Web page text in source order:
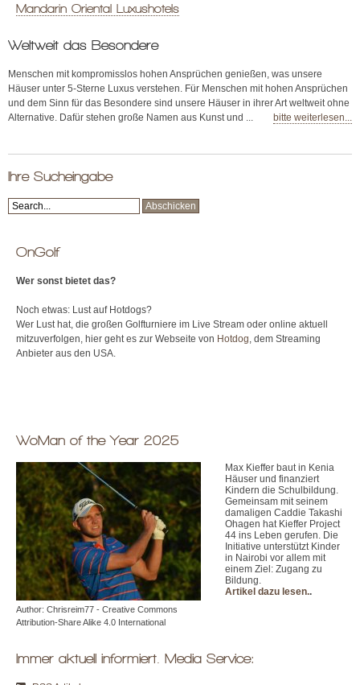
Mandarin Oriental Luxushotels
Weltweit das Besondere
Menschen mit kompromisslos hohen Ansprüchen genießen, was unsere
Häuser unter 5-Sterne Luxus verstehen. Für Menschen mit hohen Ansprüchen
und dem Sinn für das Besondere sind unsere Häuser in ihrer Art weltweit ohne
Alternative. Dafür stehen große Namen aus Kunst und ...
bitte weiterlesen...
Ihre Sucheingabe
OnGolf
Wer sonst bietet das?
Noch etwas: Lust auf Hotdogs?
Wer Lust hat, die großen Golfturniere im Live Stream oder online aktuell
mitzuverfolgen, hier geht es zur Webseite von Hotdog , dem Streaming
Anbieter aus den USA.
WoMan of the Year 2025
Author: Chrisreim77 - Creative Commons
Attribution-Share Alike 4.0 International
Max Kieffer baut in Kenia
Häuser und finanziert
Kindern die Schulbildung.
Gemeinsam mit seinem
damaligen Caddie Takashi
Ohagen hat Kieffer Project
44 ins Leben gerufen. Die
Initiative unterstützt Kinder
in Nairobi vor allem mit
einem Ziel: Zugang zu
Bildung.
Artikel dazu lesen..
Immer aktuell informiert. Media Service: